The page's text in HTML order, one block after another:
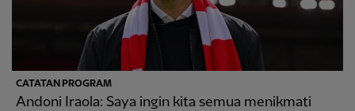
CATATAN PROGRAM
Andoni Iraola: Saya ingin kita semua menikmati